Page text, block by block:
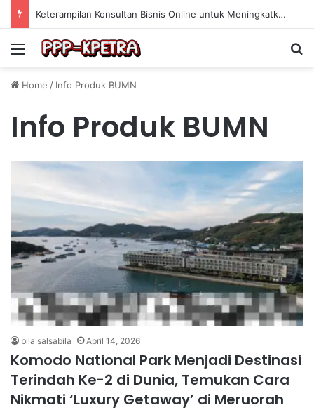
Keterampilan Konsultan Bisnis Online untuk Meningkatkan Pendapatan Berdasarkan Pengalaman Praktis
Menu
Home / Info Produk BUMN
Info Produk BUMN
bila salsabila April 14, 2026
Komodo National Park Menjadi Destinasi
Terindah Ke-2 di Dunia, Temukan Cara
Nikmati ‘Luxury Getaway’ di Meruorah